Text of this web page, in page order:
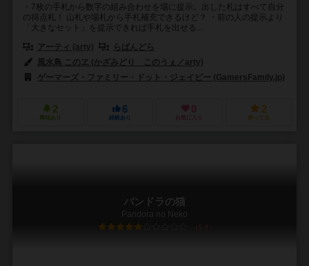
・7枚の手札から数字の組み合わせを場に提示。出した札はすべて自分
の得点札！ 山札や場札から手札補充できるけど？ ・前の人の提示より
「大きなセット」を提示できれば手札を出せる...
アーティ (arty)
らぱんどら
風水鳥 このヱ (かざみどり このうぇ／arty)
ゲーマーズ・ファミリー・ドット・ジェイピー (GamersFamily.jp)
2
興味あり
6
経験あり
0
お気に入り
2
持ってる
パンドラの猫
Pandora no Neko
5.9